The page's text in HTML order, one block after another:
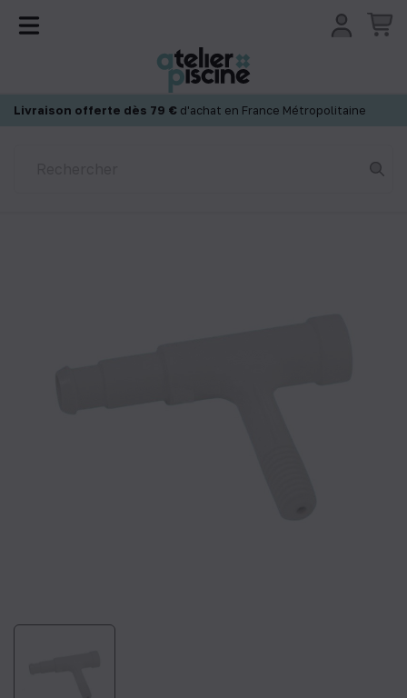
Livraison offerte dès 79 € d'achat en France Métropolitaine